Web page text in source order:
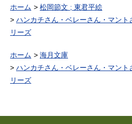
ホーム
松岡節文 ; 東君平絵
ハンカチさん・ベレーさん・マン
リーズ
ホーム
海月文庫
ハンカチさん・ベレーさん・マン
リーズ